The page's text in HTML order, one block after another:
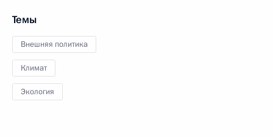
Темы
Внешняя политика
Климат
Экология